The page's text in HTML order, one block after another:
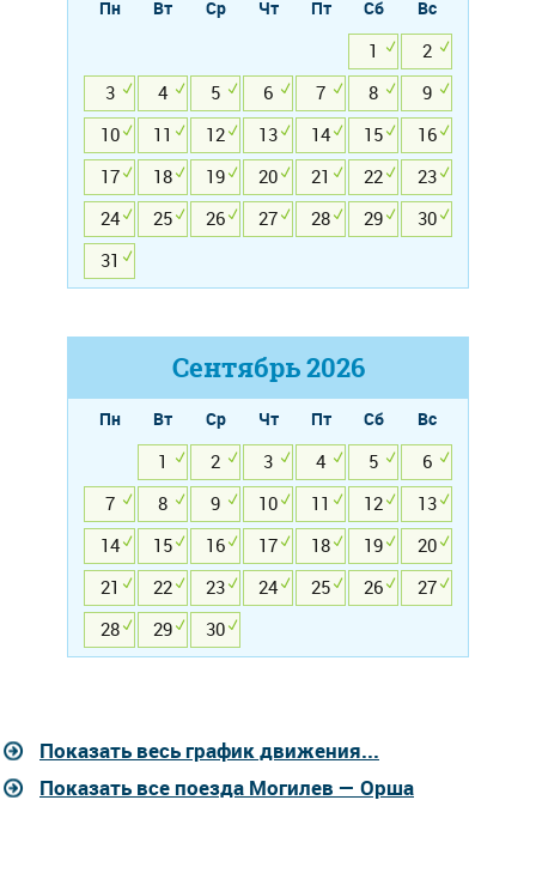
Пн Вт Ср Чт Пт Сб
Вс
1
2
3
4 5 6 7 8
9
10
11 12 13 14 15
16
17
18 19 20 21 22
23
24
25 26 27 28 29
30
31
Сентябрь2026
Пн Вт Ср Чт Пт Сб
Вс
1
2 3 4 5
6
7
8 9 10 11 12
13
14
15 16 17 18 19
20
21
22 23 24 25 26
27
28
29 30
Показать весь график движения...
Показать все поезда Могилев — Орша